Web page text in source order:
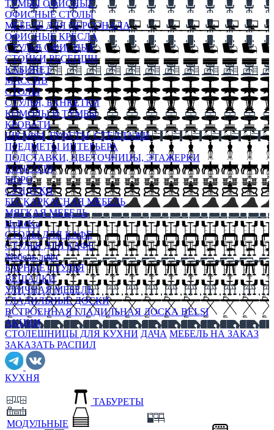
ТУМБЫ ОФИСНЫЕ
ОФИСНЫЕ СТОЛЫ
МЕБЕЛЬ ДЛЯ ПЕРСОНАЛА
ОФИСНЫЕ КРЕСЛА
СТУЛЬЯ ОФИСНЫЕ
СТОЙКИ РЕСЕПШН
КАБИНЕТ
МАССИВ
СТОЛЫ
СТУЛЬЯ, БАНКЕТКИ
КОМОДЫ И ТУМБЫ
КРОВАТИ
ШКАФЫ, БУФЕТЫ, СТЕЛЛАЖИ
ПРЕДМЕТЫ ИНТЕРЬЕРА
ПОДСТАВКИ, ЦВЕТОЧНИЦЫ, ЭТАЖЕРКИ
КОНСОЛИ
БЮРО
СУНДУКИ
БЕСКАРКАСНАЯ МЕБЕЛЬ
МЯГКАЯ МЕБЕЛЬ
HoReKa
СТОЛЫ ДЛЯ КАФЕ
СТУЛЬЯ ДЛЯ КАФЕ
Мебель лофт
БАРНЫЕ СТУЛЬЯ
ВЕШАЛКИ
УЛИЧНАЯ МЕБЕЛЬ
ГЛАДИЛЬНЫЕ ДОСКИ
ВСТРОЕННАЯ ГЛАДИЛЬНАЯ ДОСКА BELSI
АКЦИИ
СТОЛЕШНИЦЫ ДЛЯ КУХНИ ДАЧА МЕБЕЛЬ НА ЗАКАЗ
ЗАКАЗАТЬ РАСПИЛ
КУХНЯ
МОДУЛЬНЫЕ
ТАБУРЕТЫ